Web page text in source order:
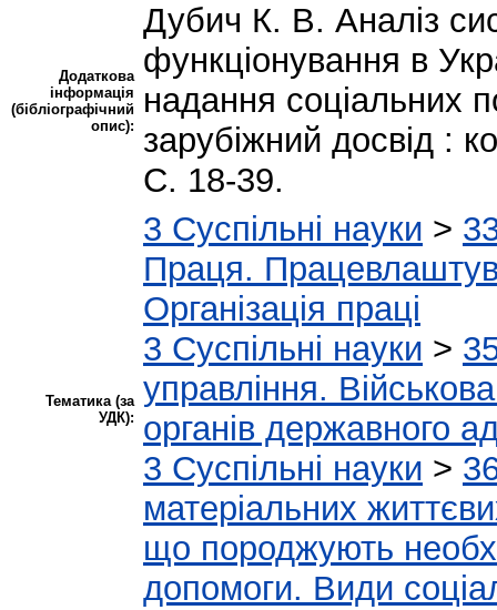
Додаткова
інформація
(бібліографічний
опис):
Дубич К. В. Аналіз
функціонування в
надання соціальних
зарубіжний досвід :
С. 18-39.
Тематика (за
УДК):
3 Суспільні науки >
Праця.
Організація праці
3 Суспільні науки >
управління.
органів державного
3 Суспільні науки >
матеріальних
що породжують
допомоги. Види